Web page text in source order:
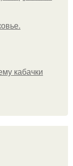
кабачки